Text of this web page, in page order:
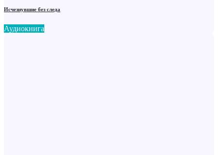
Исчезнувшие без следа
Аудиокнига